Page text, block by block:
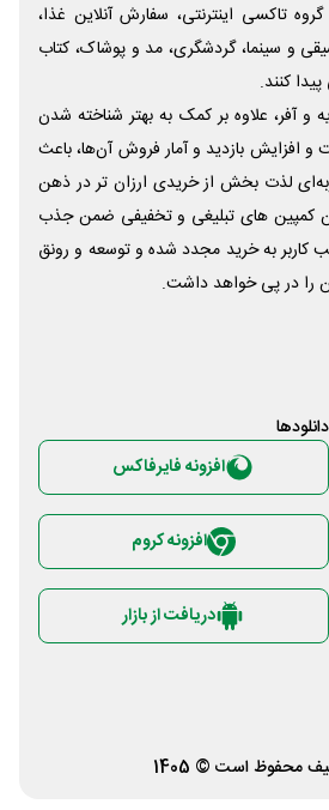
تاکسی اینترنتی، سفارش آنلاین غذا،
و سینما، گردشگری، مد و پوشاک، کتاب
کنند.
و آفر، علاوه بر کمک به بهتر شناخته شدن
و افزایش بازدید و آمار فروش آن‌ها، باعث
لذت بخش از خریدی ارزان تر در ذهن
کمپین های تبلیغی و تخفیفی ضمن جذب
کاربر به خرید مجدد شده و توسعه و رونق
را در پی خواهد داشت.
دانلود‌ها
افزونه فایرفاکس
افزونه کروم
دریافت از بازار
محفوظ است © 1405